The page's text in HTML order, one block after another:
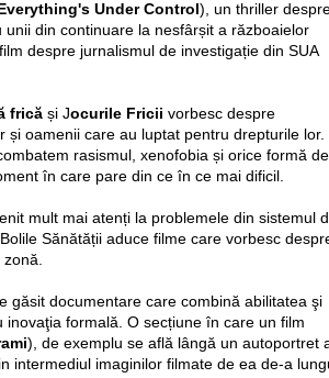
Everything's Under Control ), un thriller
unii din continuare la nesfârșit a războaielor
despre jurnalismul de investigație din SUA
frică și Jocurile Fricii vorbesc despre
și oamenii care au luptat pentru drepturile lor.
rasismul, xenofobia și orice formă de
în care pare din ce în ce mai dificil.
mult mai atenți la problemele din sistemul
Sănătății aduce filme care vorbesc
zonă.
găsit documentare care combină abilitatea şi
inovaţia formală. O secțiune în care un film
), de exemplu se află lângă un autoportret
intermediul imaginilor filmate de ea de-a